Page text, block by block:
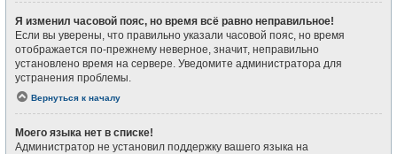
Я изменил часовой пояс, но время всё равно неправильное!
Если вы уверены, что правильно указали часовой пояс, но время
отображается по-прежнему неверное, значит, неправильно
установлено время на сервере. Уведомите администратора для
устранения проблемы.
Вернуться к началу
Моего языка нет в списке!
Администратор не установил поддержку вашего языка на